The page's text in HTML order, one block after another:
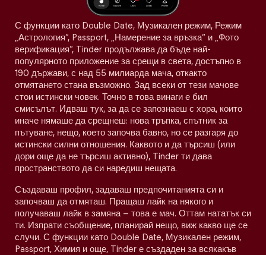
С функции като Double Date, Музикален режим, Режим
„Астрология“, Passport, „Намерение за връзка“ и „Фото
верификация“, Tinder продължава да бъде най-
популярното приложение за срещи в света, достъпно в
190 държави, с над 55 милиарда мача, откакто
отмятането стана възможно. Зад всеки от тези мачове
стои истински човек. Точно в това винаги е бил
смисълът. Идваш тук, за да се запознаеш с хора, които
иначе нямаше да срещнеш: нова тръпка, спътник за
пътуване, нещо, което започва бавно, но се разгаря до
истински силни отношения. Каквото и да търсиш (или
дори още да не търсиш активно), Tinder ти дава
пространството да си наредиш нещата.
Създаваш профил, задаваш предпочитанията си и
започваш да отмяташ. Пращаш лайк на някого и
получаваш лайк в замяна – това е мач. Оттам нататък си
ти. Изпрати съобщение, планирай нещо, виж какво ще се
случи. С функции като Double Date, Музикален режим,
Passport, Химия и още, Tinder е създаден за всякакъв